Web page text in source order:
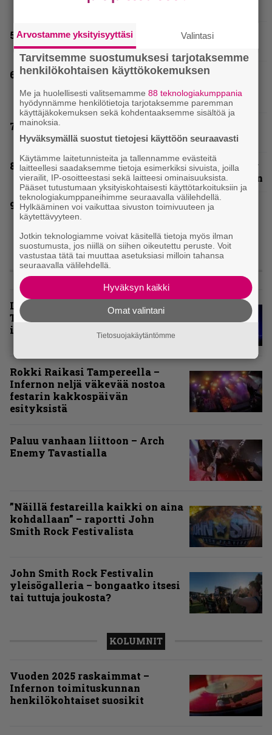
”Mitalini näyttää ihan plektralta” – huippu-
uimari jamittelee Megadethiä palkinnollaan
Helloween- ja Gamma Ray -mies Kai Hansen
soololevyltä
Blind Channel palaa rytinällä – tuplasingle
videoineen julki
Kunnianosoitus hyiselle Pohjolalle – Shining
hyppäsi keskelle kinoksia uudella videollaan
Anthrax vie katsojat keikkatunnelmiin
uudella videollaan
Livearvio: Loppuunmyyty
Tavastia saatteli Sepulturan
ikiuneen
Rokki Raikasi Tampereella –
Infernon neljä väkevää nostoa
festarin kakkospäivän
esityksistä
Paluu vanhaan liittoon – Arch
Enemy Tavastialla
”Näillä festareilla kaikki on aina
kohdallaan” – raportti John
Smith Rock Festivalista
John Smith Rock Festivalin
yleisögalleria – bongaatko itsesi
tai tuttuja joukosta?
KOLUMNIT
Vuoden 2025 raskaimmat –
Infernon toimituskunnan
henkilökohtaiset suosikit
Arvostamme yksityisyyttäsi Valintasi
Tarvitsemme suostumuksesi tarjotaksemme
henkilökohtaisen käyttökokemuksen
Me ja huolellisesti valitsemamme88 teknologiakumppania
hyödynnämme henkilötietoja tarjotaksemme paremman
käyttäjäkokemuksen sekä kohdentaaksemme sisältöä ja
mainoksia.
Hyväksymällä suostut tietojesi käyttöön seuraavasti
Käytämme laitetunnisteita ja tallennamme evästeitä
laitteellesi saadaksemme tietoja esimerkiksi sivuista, joilla
vierailit, IP-osoitteestasi sekä laitteesi ominaisuuksista.
Pääset tutustumaan yksityiskohtaisesti käyttötarkoituksiin ja
teknologiakumppaneihimme seuraavalla välilehdellä.
Hylkääminen voi vaikuttaa sivuston toimivuuteen ja
käytettävyyteen.
Jotkin teknologiamme voivat käsitellä tietoja myös ilman
suostumusta, jos niillä on siihen oikeutettu peruste. Voit
vastustaa tätä tai muuttaa asetuksiasi milloin tahansa
seuraavalla välilehdellä.
Hyväksyn kaikki
Omat valintani
Tietosuojakäytäntömme